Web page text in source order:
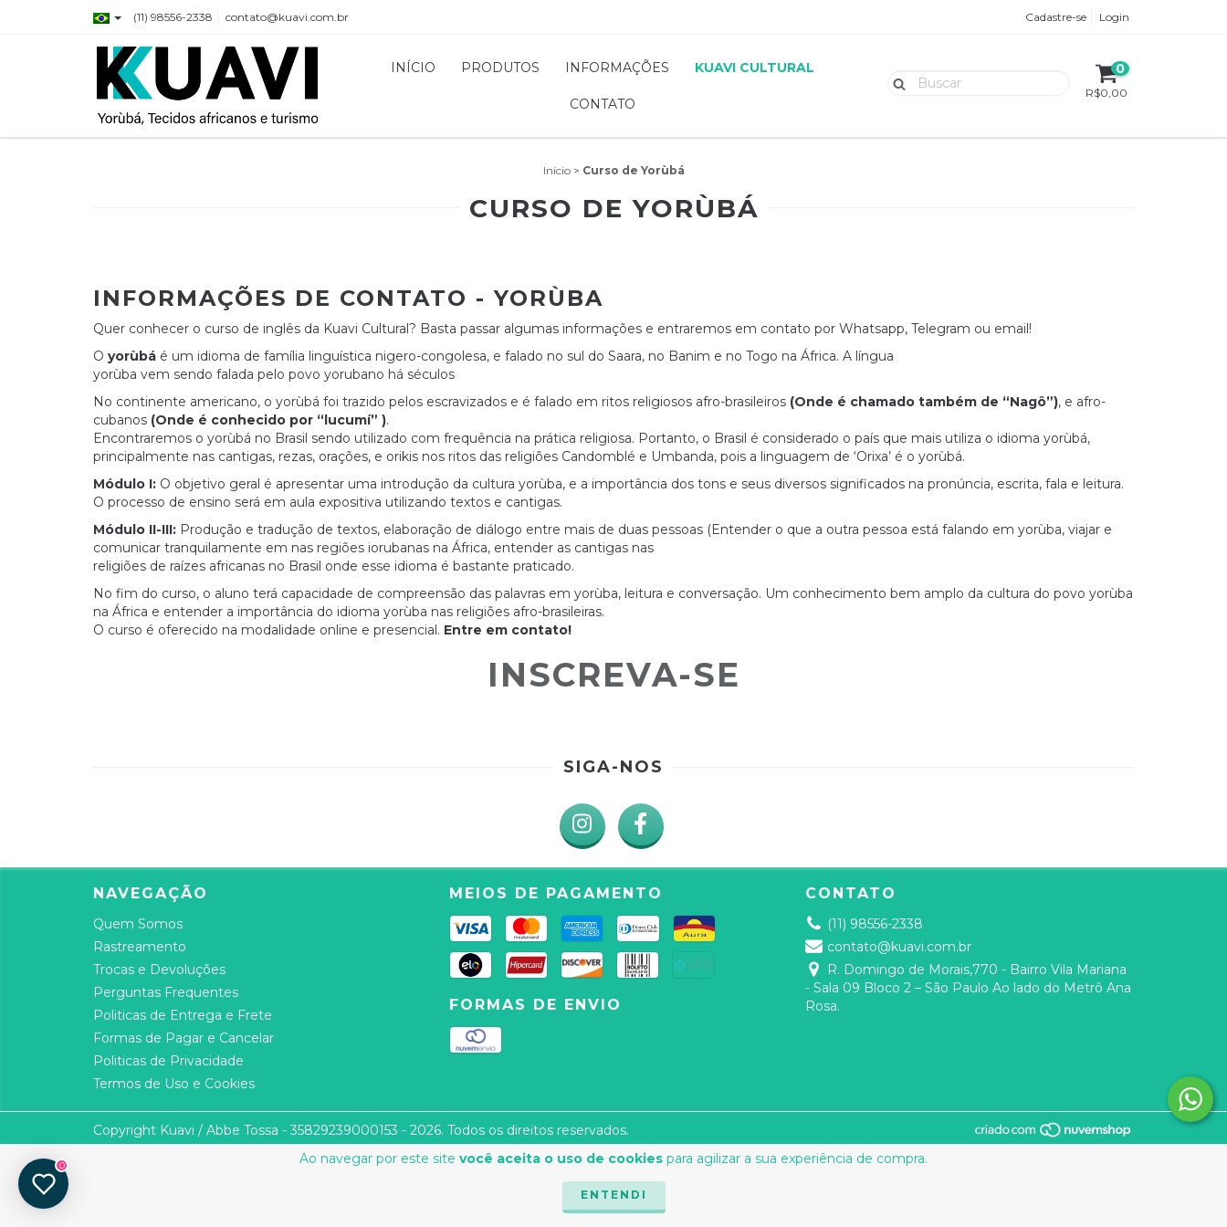
Ao navegar por este site você aceita o uso de cookies para agilizar a sua experiência de compra.
ENTENDI
(11) 98556-2338 contato@kuavi.com.br Cadastre-se Login
INÍCIO PRODUTOS INFORMAÇÕES KUAVI CULTURAL
CONTATO
0
R$0,00
Início > Curso de Yorùbá
CURSO DE YORÙBÁ
INFORMAÇÕES DE CONTATO - YORÙBA
Quer conhecer o curso de inglês da Kuavi Cultural? Basta passar algumas informações e entraremos em contato por Whatsapp, Telegram ou email!
O yorùbá é um idioma de família linguística nigero-congolesa, e falado no sul do Saara, no Banim e no Togo na África. A língua
yorùba vem sendo falada pelo povo yorubano há séculos
No continente americano, o yorùbá foi trazido pelos escravizados e é falado em ritos religiosos afro-brasileiros (Onde é chamado também de “Nagô”), e afro-
cubanos (Onde é conhecido por “lucumí” ).
Encontraremos o yorùbá no Brasil sendo utilizado com frequência na prática religiosa. Portanto, o Brasil é considerado o país que mais utiliza o idioma yorùbá,
principalmente nas cantigas, rezas, orações, e orikis nos ritos das religiões Candomblé e Umbanda, pois a linguagem de ‘Orixa’ é o yorùbá.
Módulo I: O objetivo geral é apresentar uma introdução da cultura yorùba, e a importância dos tons e seus diversos significados na pronúncia, escrita, fala e leitura.
O processo de ensino será em aula expositiva utilizando textos e cantigas.
Módulo II-III: Produção e tradução de textos, elaboração de diálogo entre mais de duas pessoas (Entender o que a outra pessoa está falando em yorùba, viajar e
comunicar tranquilamente em nas regiões iorubanas na África, entender as cantigas nas
religiões de raízes africanas no Brasil onde esse idioma é bastante praticado.
No fim do curso, o aluno terá capacidade de compreensão das palavras em yorùba, leitura e conversação. Um conhecimento bem amplo da cultura do povo yorùba
na África e entender a importância do idioma yorùba nas religiões afro-brasileiras.
O curso é oferecido na modalidade online e presencial. Entre em contato!
INSCREVA-SE
SIGA-NOS
NAVEGAÇÃO
Quem Somos
Rastreamento
Trocas e Devoluções
Perguntas Frequentes
Politicas de Entrega e Frete
Formas de Pagar e Cancelar
Politicas de Privacidade
Termos de Uso e Cookies
MEIOS DE PAGAMENTO
FORMAS DE ENVIO
CONTATO
(11) 98556-2338
contato@kuavi.com.br
R. Domingo de Morais,770 - Bairro Vila Mariana
- Sala 09 Bloco 2 – São Paulo Ao lado do Metrô Ana
Rosa.
Copyright Kuavi / Abbe Tossa - 35829239000153 - 2026. Todos os direitos reservados.
0